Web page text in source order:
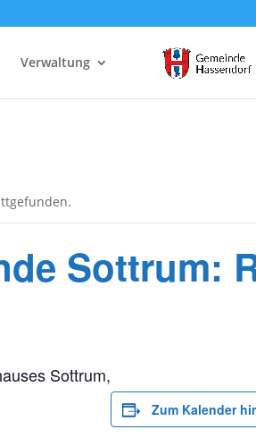
Verwaltung
Sottrum:
Sottrum,
Zum Kalender